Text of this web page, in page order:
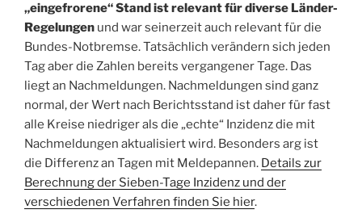
„eingefrorene“ Stand ist relevant für diverse Länder-
Regelungen und war seinerzeit auch relevant für die
Bundes-Notbremse. Tatsächlich verändern sich jeden
Tag aber die Zahlen bereits vergangener Tage. Das
liegt an Nachmeldungen. Nachmeldungen sind ganz
normal, der Wert nach Berichtsstand ist daher für fast
alle Kreise niedriger als die „echte“ Inzidenz die mit
Nachmeldungen aktualisiert wird. Besonders arg ist
die Differenz an Tagen mit Meldepannen. Details zur
Berechnung der Sieben-Tage Inzidenz und der
verschiedenen Verfahren finden Sie hier.